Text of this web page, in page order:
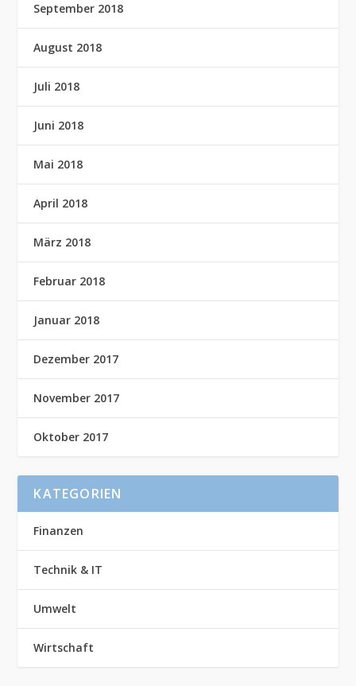
September 2018
August 2018
Juli 2018
Juni 2018
Mai 2018
April 2018
März 2018
Februar 2018
Januar 2018
Dezember 2017
November 2017
Oktober 2017
KATEGORIEN
Finanzen
Technik & IT
Umwelt
Wirtschaft